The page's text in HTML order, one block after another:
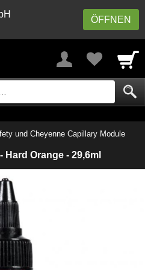
ÖFFNEN
und Cheyenne Capillary Module
Hard Orange - 29,6ml